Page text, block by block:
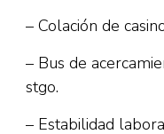
– Colación de
– Bus de
stgo.
– Estabilidad